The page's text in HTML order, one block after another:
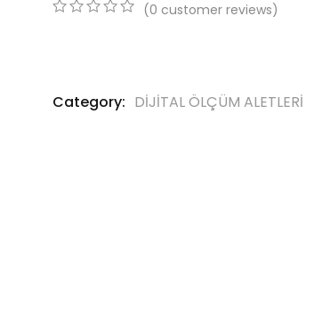
customer
(0 customer reviews)
Category: DİJİTAL ÖLÇÜM ALETLERİ